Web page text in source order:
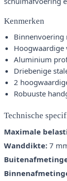
Kenmerken
Binnenvoering
Hoogwaardige
Aluminium
Driebenige
2
Robuuste
Technische
Maximale
Wanddikte: 7